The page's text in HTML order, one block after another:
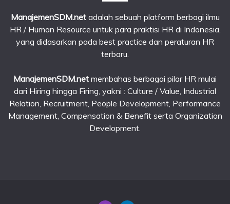
ManajemenSDM.netadalah sebuah platform berbagi ilmu
HR / Human Resource untuk para praktisi HR di Indonesia,
yang didasarkan pada best practice dan peraturan HR
terbaru.
ManajemenSDM.net membahas berbagai pilar HR mulai
dari Hiring hingga Firing, yakni : Culture / Value, Industrial
Relation, Recruitment, People Development, Performance
Management, Compensation & Benefit serta Organization
Development.